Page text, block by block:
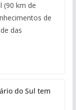
(90 km de
de
das
do Sul tem